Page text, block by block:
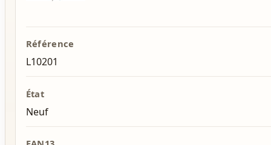
Référence
L10201
État
Neuf